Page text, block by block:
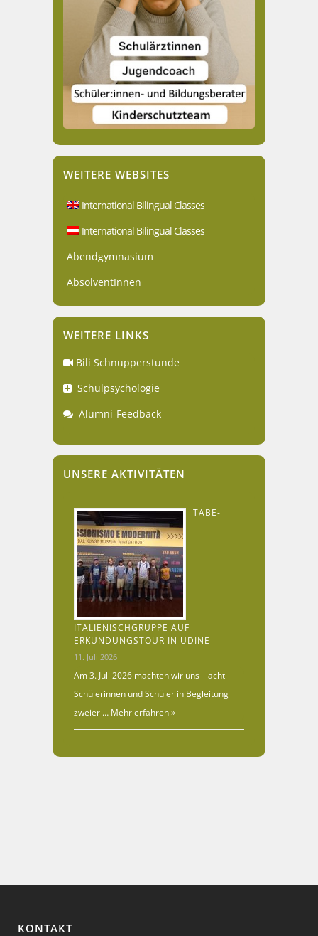
WEITERE WEBSITES
International Bilingual Classes
International Bilingual Classes
Abendgymnasium
AbsolventInnen
WEITERE LINKS
Bili Schnupperstunde
Schulpsychologie
Alumni-Feedback
UNSERE AKTIVITÄTEN
TABE-
ITALIENISCHGRUPPE AUF
ERKUNDUNGSTOUR IN UDINE
11. Juli 2026
Am 3. Juli 2026 machten wir uns – acht
Schülerinnen und Schüler in Begleitung
zweier … Mehr erfahren »
KONTAKT